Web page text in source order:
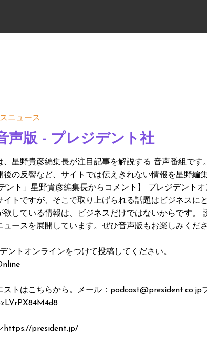
ニュース
声版 - プレジデント社
、星野貴彦編集長が注目記事を解説する 音声番組です
の反響など、サイトでは伝えきれない情報を星野編
ント」星野貴彦編集長からコメント】 プレジデント
トですが、そこで取り上げられる話題はビジネスに
している情報は、ビジネスだけではないからです。
ースを展開しています。ぜひ音声版もお楽しみくださ
トオンラインをつけて投稿してください。
トはこちらから。メール：podcast@president.co.jp
https://president.jp/